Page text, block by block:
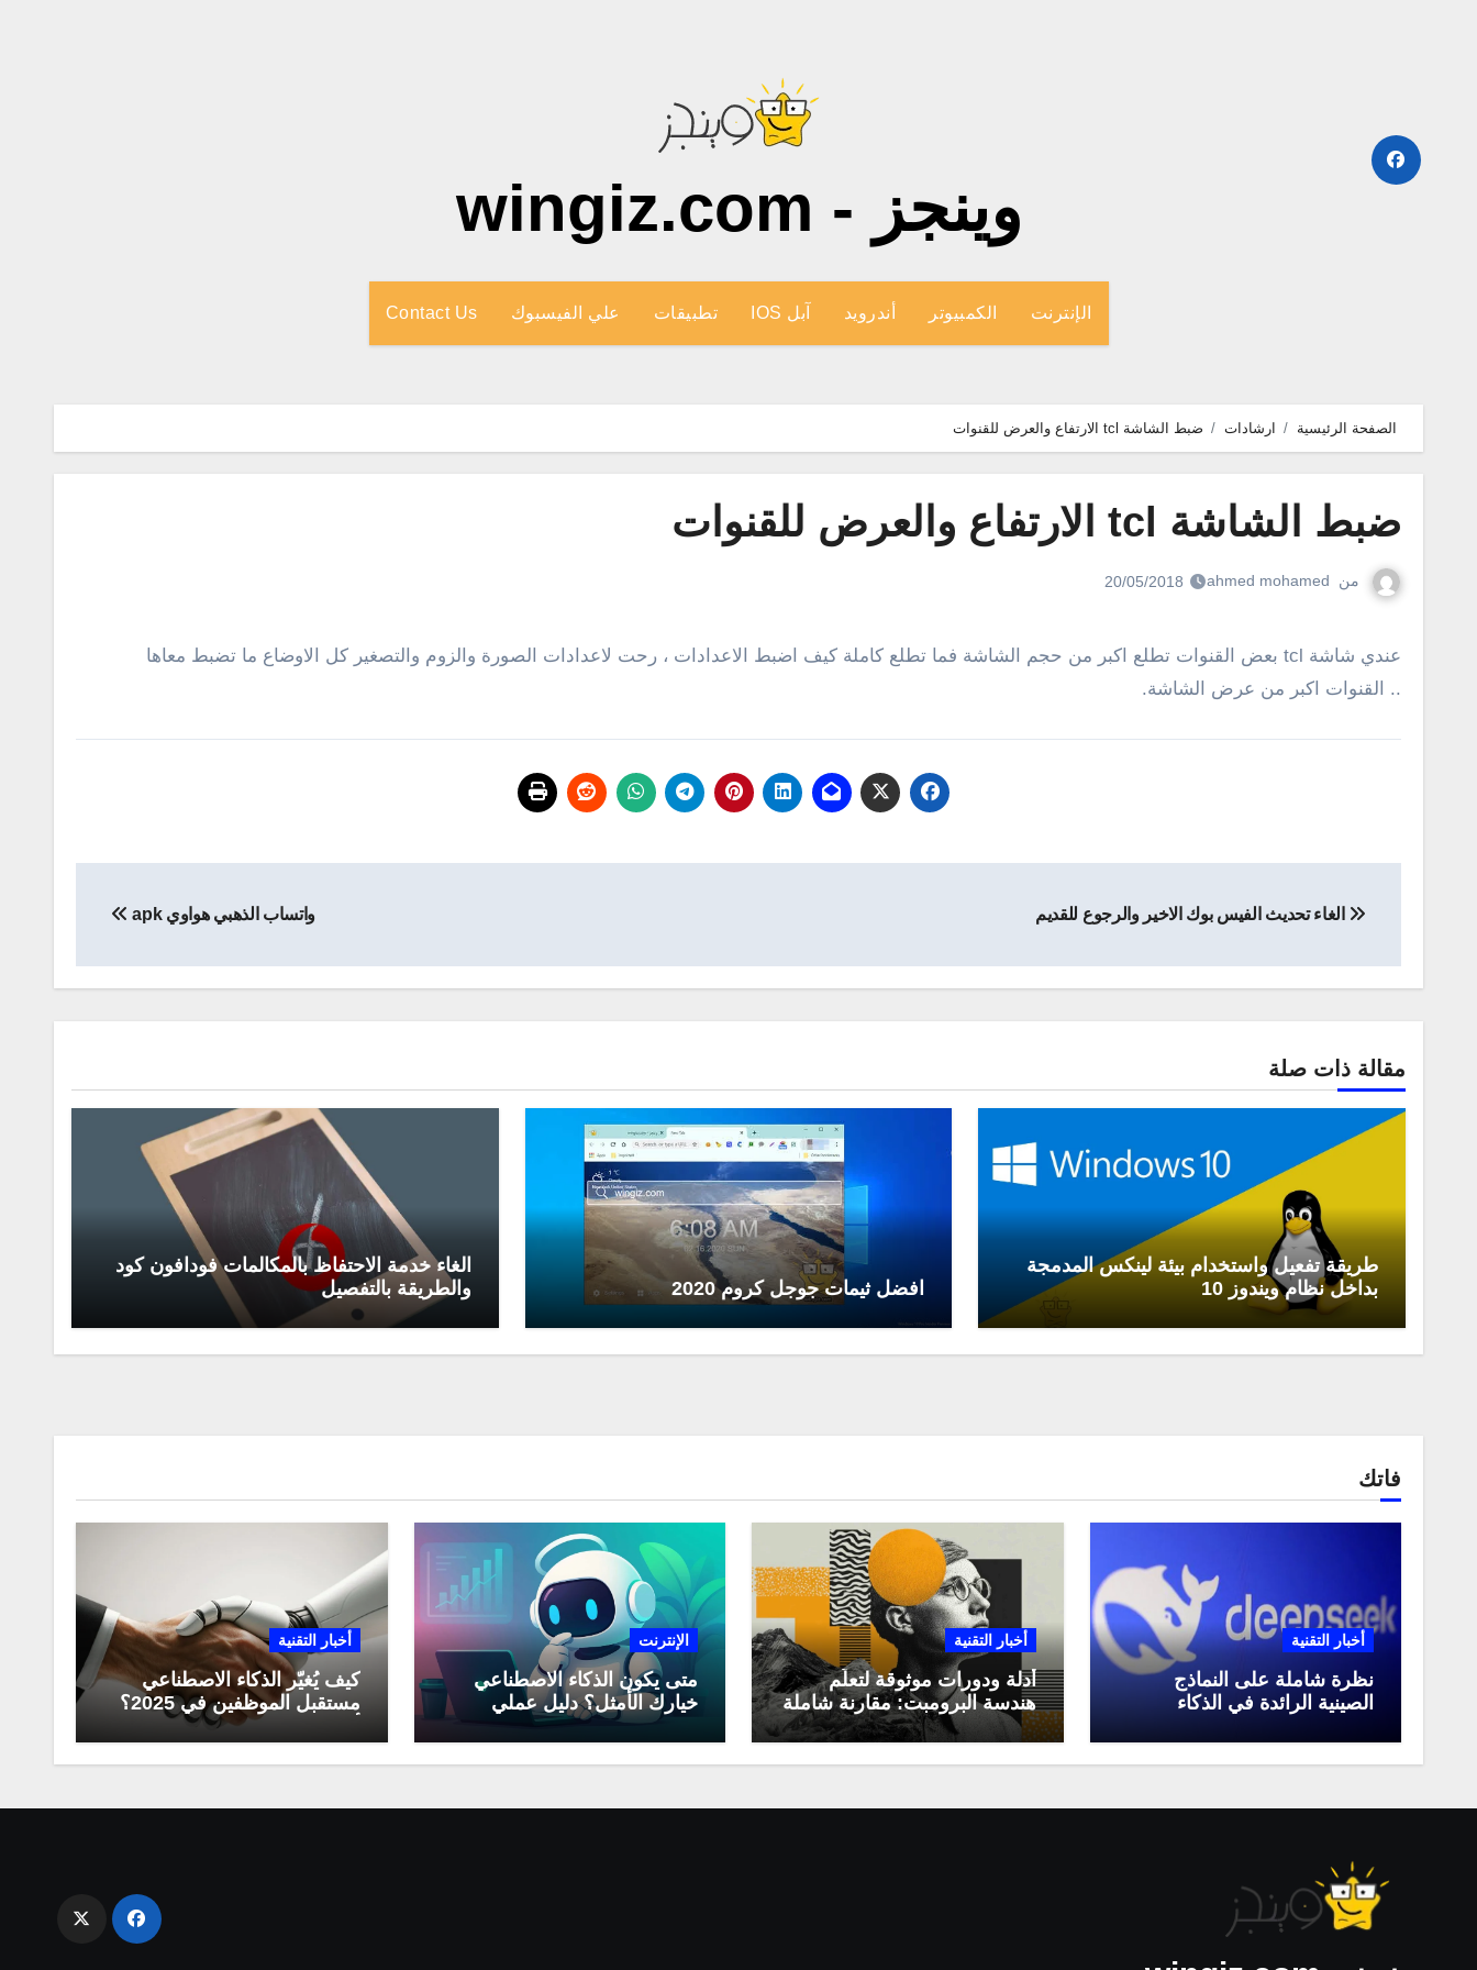
وينجز - wingiz.com
الإنترنت الكمبيوتر أندرويد آبل IOS تطبيقات علي الفيسبوك Contact Us
الصفحة الرئيسية ارشادات ضبط الشاشة tcl الارتفاع والعرض للقنوات
ضبط الشاشة tcl الارتفاع والعرض للقنوات
من ahmed mohamed
20/05/2018
عندي شاشة tcl بعض القنوات تطلع اكبر من حجم الشاشة فما تطلع كاملة كيف اضبط الاعدادات ، رحت لاعدادات الصورة والزوم والتصغير كل الاوضاع ما تضبط معاها
.. القنوات اكبر من عرض الشاشة.
المقالات
الغاء تحديث الفيس بوك الاخير والرجوع للقديم واتساب الذهبي هواوي apk
مقالة ذات صلة
طريقة تفعيل واستخدام بيئة لينكس المدمجة
بداخل نظام ويندوز 10
افضل ثيمات جوجل كروم 2020
الغاء خدمة الاحتفاظ بالمكالمات فودافون كود
والطريقة بالتفصيل
فاتك
أخبار التقنية
نظرة شاملة على النماذج
الصينية الرائدة في الذكاء
وكيف تستفيد منها في عام
2025
أخبار التقنية
أدلة ودورات موثوقة لتعلّم
هندسة البرومبت: مقارنة شاملة
لعام 2025
الإنترنت
متى يكون الذكاء الاصطناعي
خيارك الأمثل؟ دليل عملي
لاستخدامه في العمل اليومي
أخبار التقنية
كيف يُغيّر الذكاء الاصطناعي
مستقبل الموظفين في 2025؟
أبرز التحولات المهنية